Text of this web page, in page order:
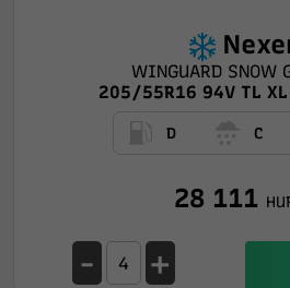
WINGUARD SNOW
205/55R16 94V TL XL
D C
28 111
- +